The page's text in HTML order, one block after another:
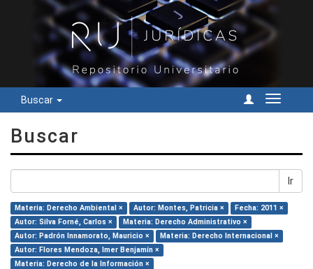
Buscar
Cambiar
Buscar
Ir
Materia: Derecho Ambiental × Autor: Montes, Patricia ×
Fecha: 2011 ×
Autor: Silva Forné, Carlos ×
Materia: Derecho Administrativo ×
Autor: Padrón Innamorato, Mauricio ×
Materia: Derecho Internacional ×
Autor: Flores Mendoza, Imer Benjamín ×
Materia: Derecho de la Información ×